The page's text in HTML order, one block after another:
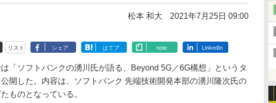
松本 和大 2021年7月25日 09:00
リスト シェア はてブ note LinkedIn
「ソフトバンクの湧川氏が語る、Beyond 5G／6G構想」というタ
開した。内容は、ソフトバンク 先端技術開発本部の湧川隆次氏の
ものとなっている。